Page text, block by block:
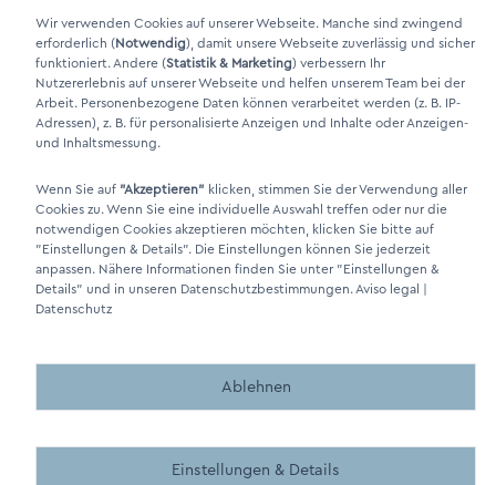
Xing Link
DINO Dampferzeuger GmbH - Generadores de vapor eléctricos
"Made in Germany" 2026
Made by BergMedia - Magento2 Design und Entwicklung aus
Wir verwenden Cookies auf unserer Webseite. Manche sind zwingend
erforderlich (Notwendig), damit unsere Webseite zuverlässig und sicher
funktioniert. Andere (Statistik & Marketing) verbessern Ihr
Nutzererlebnis auf unserer Webseite und helfen unserem Team bei der
Arbeit. Personenbezogene Daten können verarbeitet werden (z. B. IP-
Adressen), z. B. für personalisierte Anzeigen und Inhalte oder Anzeigen-
und Inhaltsmessung.
Wenn Sie auf "Akzeptieren" klicken, stimmen Sie der Verwendung aller
Cookies zu. Wenn Sie eine individuelle Auswahl treffen oder nur die
notwendigen Cookies akzeptieren möchten, klicken Sie bitte auf
"Einstellungen & Details". Die Einstellungen können Sie jederzeit
anpassen. Nähere Informationen finden Sie unter "Einstellungen &
Details" und in unseren Datenschutzbestimmungen.Aviso legal |
Datenschutz
Ablehnen
Einstellungen & Details